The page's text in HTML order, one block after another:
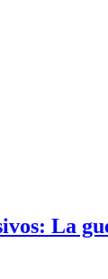
La